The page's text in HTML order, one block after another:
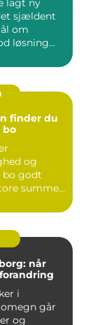
lagt ny
sjældent
om
løsning
finder du
bo
og
bo godt
summer
når
i
går
og